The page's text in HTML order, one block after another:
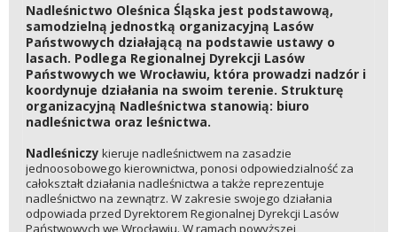
Nadleśnictwo Oleśnica Śląska jest podstawową,
samodzielną jednostką organizacyjną Lasów
Państwowych działającą na podstawie ustawy o
lasach. Podlega Regionalnej Dyrekcji Lasów
Państwowych we Wrocławiu, która prowadzi nadzór i
koordynuje działania na swoim terenie. Strukturę
organizacyjną Nadleśnictwa stanowią: biuro
nadleśnictwa oraz leśnictwa.
Nadleśniczy kieruje nadleśnictwem na zasadzie
jednoosobowego kierownictwa, ponosi odpowiedzialność za
całokształt działania nadleśnictwa a także reprezentuje
nadleśnictwo na zewnątrz. W zakresie swojego działania
odpowiada przed Dyrektorem Regionalnej Dyrekcji Lasów
Państwowych we Wrocławiu. W ramach powyższej